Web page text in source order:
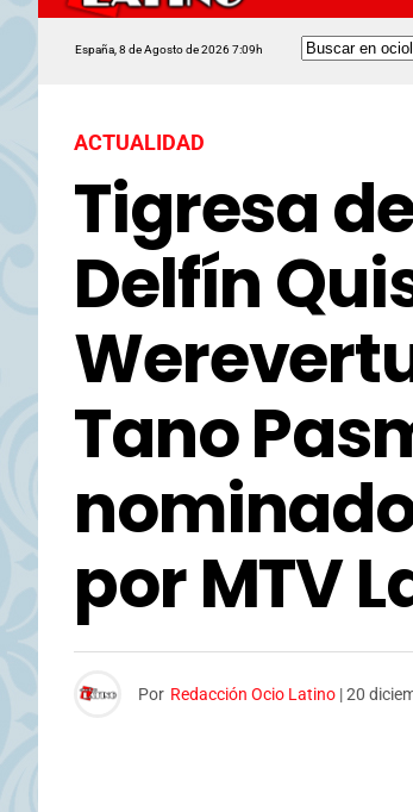
España, 8 de Agosto de 2026 7:09h
ACTUALIDAD
Tigresa
Delfín
Tano
por MTV
Por Redacción Ocio Latino |20